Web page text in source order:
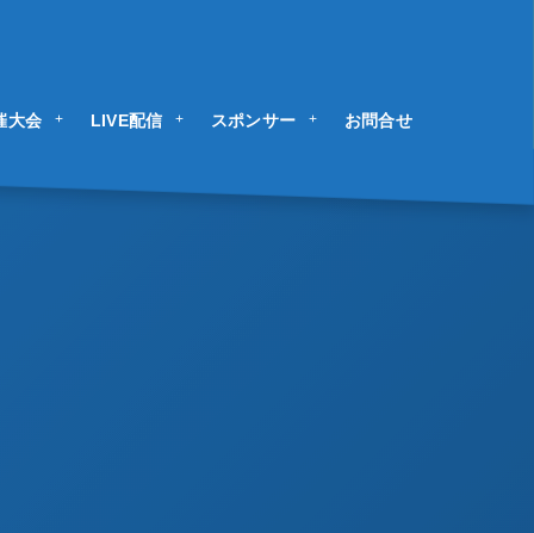
大会 LIVE配信 スポンサー お問合せ